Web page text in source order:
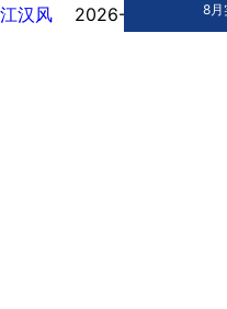
8月
江汉风 2026-05-12